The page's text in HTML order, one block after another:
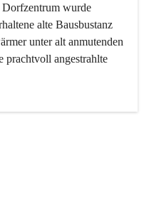
wurde
alte Bausbustanz
unter alt anmutenden
prachtvoll angestrahlte
mehr, ist aber integrativer